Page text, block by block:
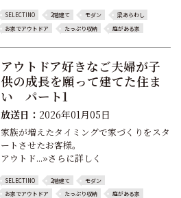
SELECTINO 2階建て モダン
梁あらわし
お家でアウトドア
たっぷり収納 庭がある家
アウトドア好きなご夫婦が子
供の成長を願って建てた住ま
い パート1
放送日： 2026年01月05日
家族が増えたタイミングで家づくりをスタ
ートさせたお客様。
アウトド...»さらに詳しく
SELECTINO 2階建て
モダン
お家でアウトドア
たっぷり収納
庭がある家